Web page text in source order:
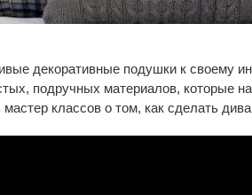
декоративные подушки к своему
подручных материалов, которые
классов о том, как сделать